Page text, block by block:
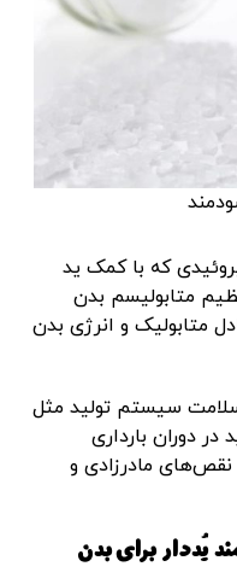
که با کمک ید
متابولیسم بدن
متابولیک و انرژی بدن
سیستم تولید مثل
در دوران بارداری
مادرزادی و
یُددار برای بدن